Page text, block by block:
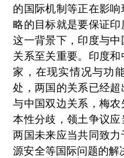
的国际机制等正在影
略的目标就是要保证
这一背景下，印度与
关系至关重要。印度
家，在现实情况与功
处，两国的关系已经
与中国双边关系，梅
本性分歧，领土争议应
两国未来应当共同致
源安全等国际问题的解